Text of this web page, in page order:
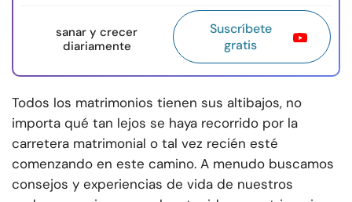
sanar y crecer
diariamente
Suscríbete
gratis
Todos los matrimonios tienen sus altibajos, no
importa qué tan lejos se haya recorrido por la
carretera matrimonial o tal vez recién esté
comenzando en este camino. A menudo buscamos
consejos y experiencias de vida de nuestros